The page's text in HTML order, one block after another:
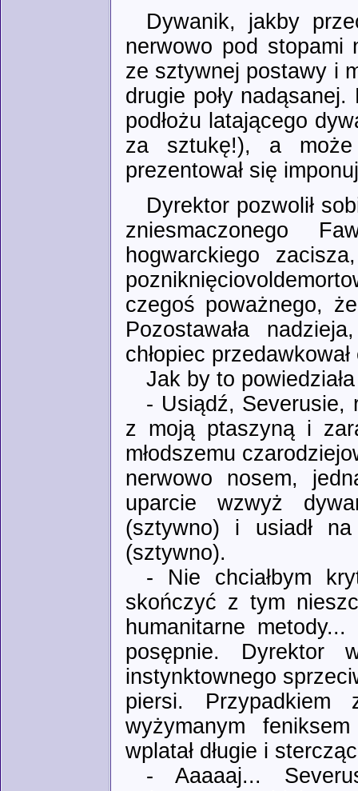
Dywanik, jakby
nerwowo pod stopami
ze sztywnej postawy i
drugie poły
podłożu latającego
za sztukę!), a może
prezentował się
Dyrektor pozwolił
zniesmaczonego
hogwarckiego
czegoś poważnego,
Pozostawała
chłopiec
Jak by to
- Usiądź, Severusie,
z moją ptaszyną i
młodszemu
nerwowo nosem,
uparcie wzwyż
(sztywno) i usiadł
(sztywno).
- Nie chciałbym
skończyć z tym
humanitarne
posępnie. Dyrektor
instynktownego
piersi.
wyżymanym
wplatał długie i
- Aaaaaj...